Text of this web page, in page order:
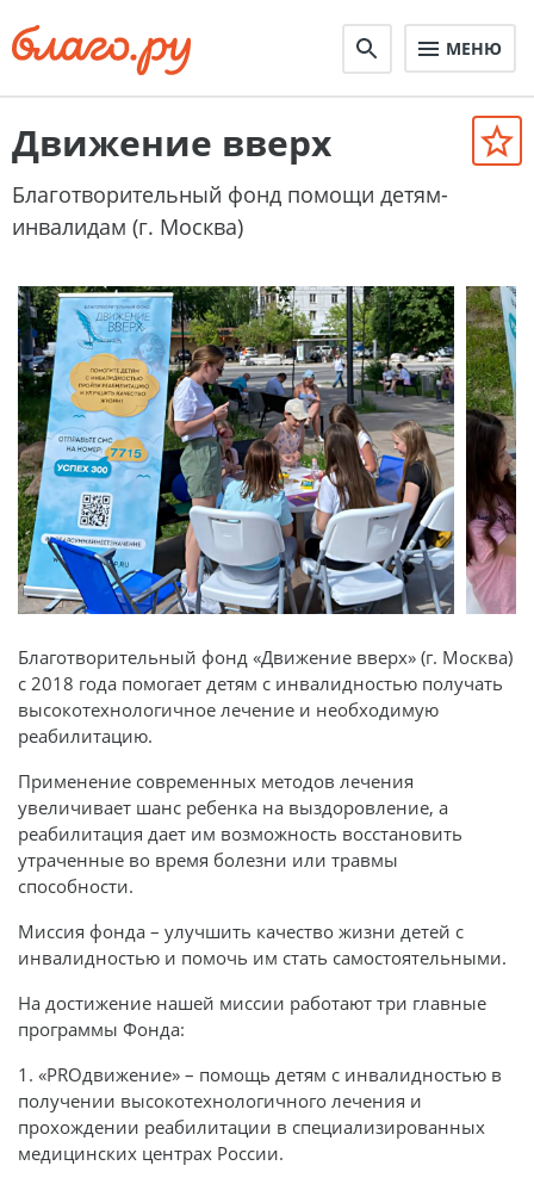
МЕНЮ
Движение вверх
Благотворительный фонд помощи детям-
инвалидам (г. Москва)
Благотворительный фонд «Движение вверх» (г. Москва)
с 2018 года помогает детям с инвалидностью получать
высокотехнологичное лечение и необходимую
реабилитацию.
Применение современных методов лечения
увеличивает шанс ребенка на выздоровление, а
реабилитация дает им возможность восстановить
утраченные во время болезни или травмы
способности.
Миссия фонда – улучшить качество жизни детей с
инвалидностью и помочь им стать самостоятельными.
На достижение нашей миссии работают три главные
программы Фонда:
1. «PROдвижение» – помощь детям с инвалидностью в
получении высокотехнологичного лечения и
прохождении реабилитации в специализированных
медицинских центрах России.